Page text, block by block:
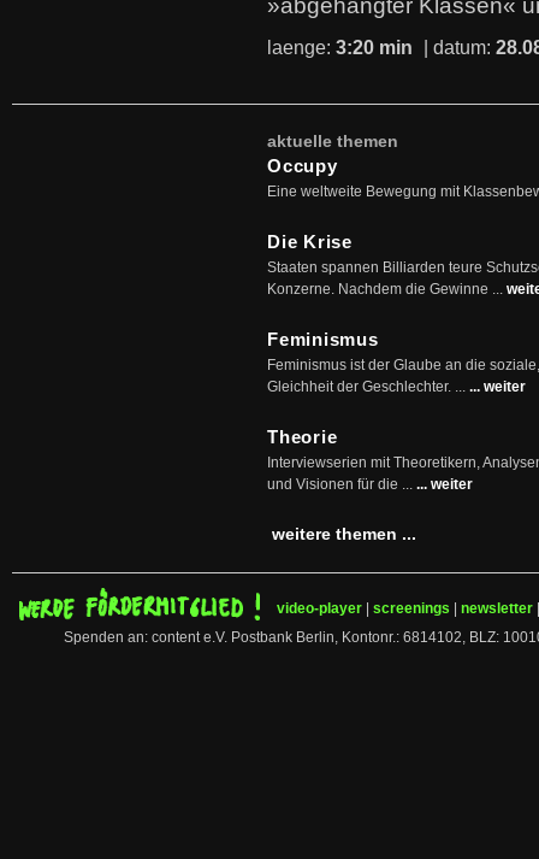
»abgehängter Klassen«
laenge: 3:20 min | datum:
aktuelle themen
Occupy
Eine weltweite Bewegung mit
Die Krise
Staaten spannen Billiarden teure
Konzerne. Nachdem die Gewinne ...
Feminismus
Feminismus ist der Glaube an die
Gleichheit der Geschlechter. ... ... weiter
Theorie
Interviewserien mit Theoretikern,
und Visionen für die ... ... weiter
weitere themen ...
video-player screenings newsletter
Spenden an: content e.V. Postbank Berlin, Kontonr.: 6814102, BLZ: